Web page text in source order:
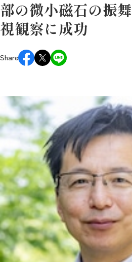
部の微小磁石の振
視観察に成功
Share